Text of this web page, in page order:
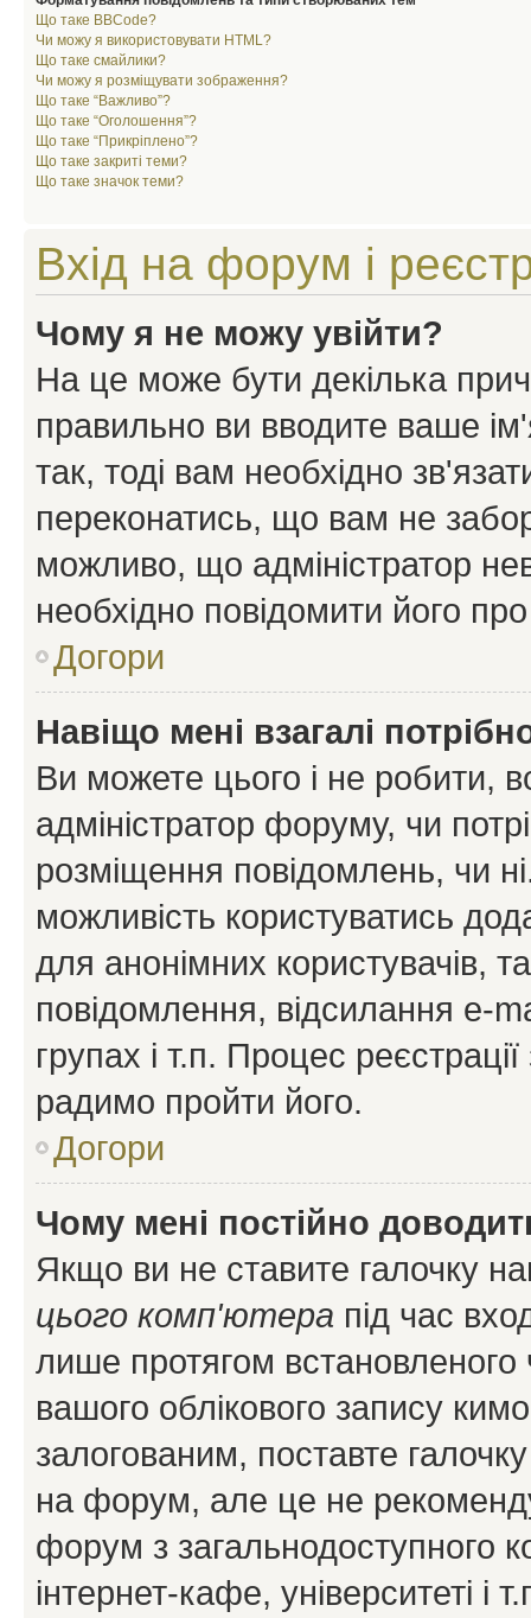
Що таке BBCode?
Чи можу я використовувати HTML?
Що таке смайлики?
Чи можу я розміщувати зображення?
Що таке “Важливо”?
Що таке “Оголошення”?
Що таке “Прикріплено”?
Що таке закриті теми?
Що таке значок теми?
Вхід на форум і
Чому я не можу увійти?
На це може бути декілька
правильно ви вводите ваше
так, тоді вам необхідно
переконатись, що вам не
можливо, що адміністратор
необхідно повідомити його
Догори
Навіщо мені взагалі
Ви можете цього і не робити,
адміністратор форуму, чи
розміщення повідомлень, чи
можливість користуватись
для анонімних користувачів,
повідомлення, відсилання e-
групах і т.п. Процес
радимо пройти його.
Догори
Чому мені постійно
Якщо ви не ставите галочку
цього комп'ютера під час
лише протягом встановленого
вашого облікового запису
залогованим, поставте
на форум, але це не
форум з загальнодоступного
інтернет-кафе, університеті і